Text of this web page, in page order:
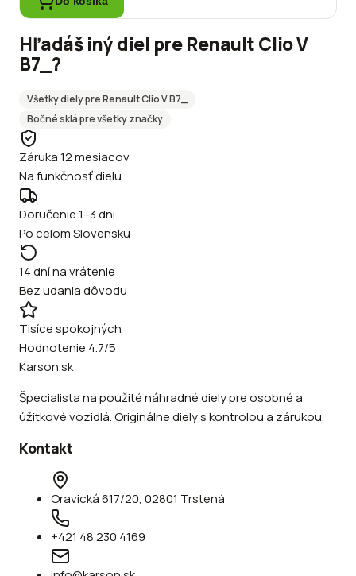
Hľadáš iný diel pre RenaultClio V
B7_ ?
Všetky diely preRenaultClio V B7_
Bočné sklápre všetky značky
Záruka 12 mesiacov
Na funkčnosť dielu
Doručenie 1–3 dni
Po celom Slovensku
14 dní na vrátenie
Bez udania dôvodu
Tisíce spokojných
Hodnotenie 4.7/5
Karson.sk
Špecialista na použité náhradné diely pre osobné a
úžitkové vozidlá. Originálne diely s kontrolou a zárukou.
Kontakt
Oravická 617/20, 02801 Trstená
+421 48 230 4169